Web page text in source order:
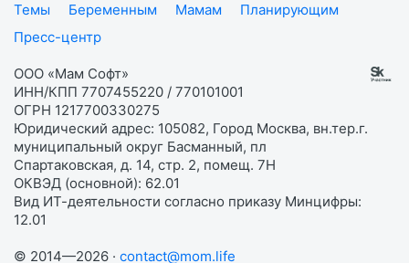
Темы
Беременным Мамам
Планирующим
Пресс-центр
ООО «Мам Софт»
ИНН/КПП 7707455220 / 770101001
ОГРН 1217700330275
Юридический адрес: 105082, Город Москва, вн.тер.г.
муниципальный округ Басманный, пл
Спартаковская, д. 14, стр. 2, помещ. 7Н
ОКВЭД (основной): 62.01
Вид ИТ-деятельности согласно приказу Минцифры:
12.01
© 2014—2026 · contact@mom.life